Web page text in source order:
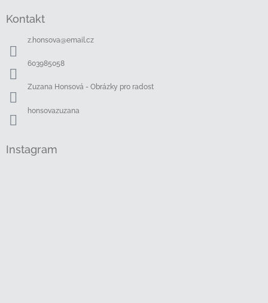
Kontakt
z.honsova@email.cz
603985058
Zuzana Honsová - Obrázky pro radost
honsovazuzana
Instagram